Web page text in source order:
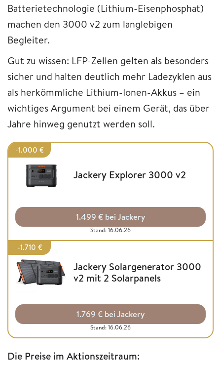
Batterietechnologie (Lithium-Eisenphosphat)
machen den 3000 v2 zum langlebigen
Begleiter.
Gut zu wissen: LFP-Zellen gelten als besonders
sicher und halten deutlich mehr Ladezyklen aus
als herkömmliche Lithium-Ionen-Akkus – ein
wichtiges Argument bei einem Gerät, das über
Jahre hinweg genutzt werden soll.
-1.000 €
Jackery Explorer 3000 v2
1.499 € bei Jackery
Stand: 16.06.26
-1.710 €
Jackery Solargenerator 3000
v2 mit 2 Solarpanels
1.769 € bei Jackery
Stand: 16.06.26
Die Preise im Aktionszeitraum: